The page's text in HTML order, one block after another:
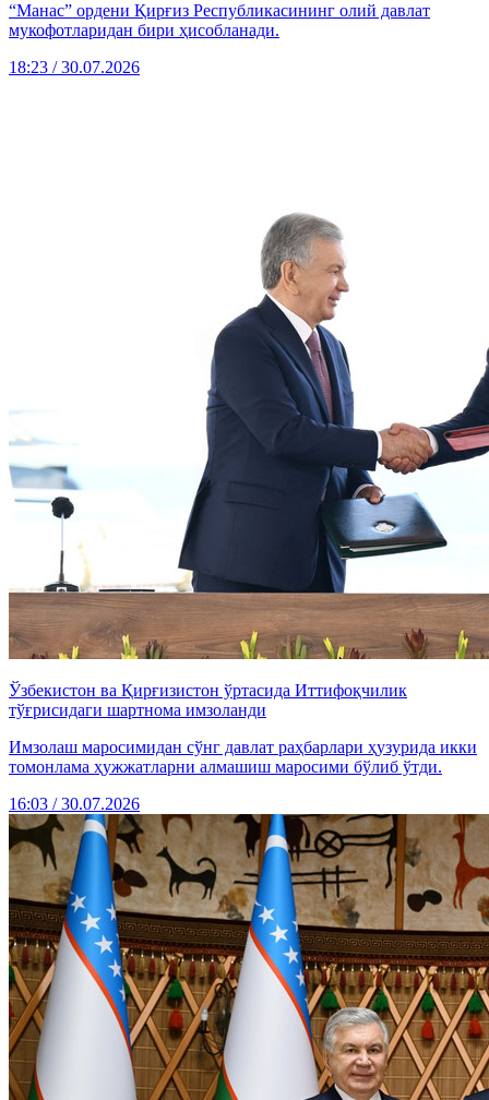
“Манас” ордени Қирғиз Республикасининг олий давлат
мукофотларидан бири ҳисобланади.
18:23 / 30.07.2026
Ўзбекистон ва Қирғизистон ўртасида Иттифоқчилик
тўғрисидаги шартнома имзоланди
Имзолаш маросимидан сўнг давлат раҳбарлари ҳузурида икки
томонлама ҳужжатларни алмашиш маросими бўлиб ўтди.
16:03 / 30.07.2026